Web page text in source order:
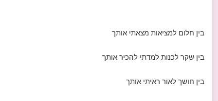
בין חלום למציאות מצאתי אותך
בין שקר לכנות למדתי להכיר אותך
בין חושך לאור ראיתי אותך